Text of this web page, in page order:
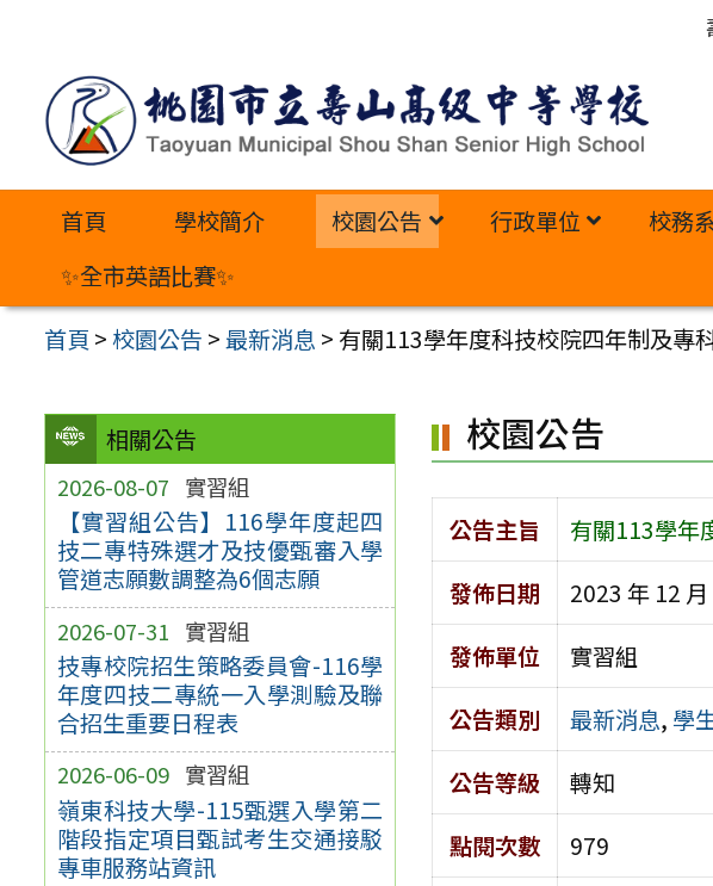
內
首頁 學校簡介 校園公告 行政單位 校務
✨全市英語比賽✨
首頁 >校園公告 >最新消息 > 有關113學年度科技校院四年制及專
相關公告
2026-08-07 實習組
【實習組公告】116學年度起四
技二專特殊選才及技優甄審入學
管道志願數調整為6個志願
2026-07-31 實習組
技專校院招生策略委員會-116學
年度四技二專統一入學測驗及聯
合招生重要日程表
2026-06-09 實習組
嶺東科技大學-115甄選入學第二
階段指定項目甄試考生交通接駁
專車服務站資訊
校園公告
公告主旨
有關113學年
發佈日期
2023 年 12 月
發佈單位
實習組
公告類別
最新消息, 學
公告等級
轉知
點閱次數
979